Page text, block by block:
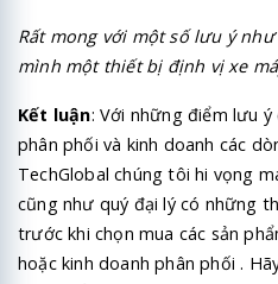
Rất mong với một số lưu ý
mình một thiết bị định vị xe
Kết luận: Với những điểm lưu
phân phối và kinh doanh các
TechGlobal chúng tôi hi vọng
cũng như quý đại lý có những
trước khi chọn mua các sản
hoặc kinh doanh phân phối .